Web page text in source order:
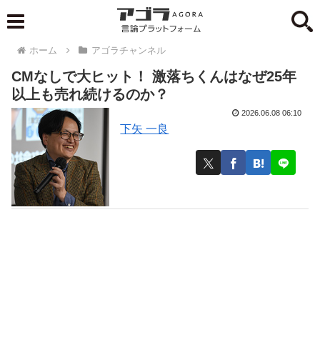
ホーム アゴラチャンネル
CMなしで大ヒット！ 激落ちくんはなぜ25年
以上も売れ続けるのか？
下矢 一良
2026.06.08 06:10